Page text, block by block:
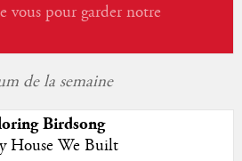
vous pour garder notre
de la semaine
Birdsong
House We Built